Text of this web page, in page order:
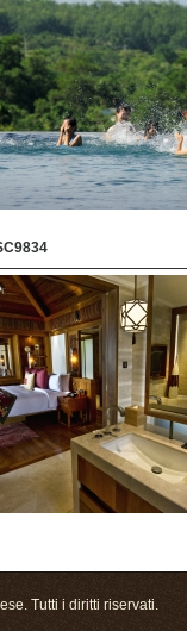
Tutti i diritti riservati.